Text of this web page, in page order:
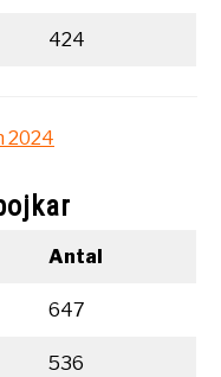
424
2024
Antal
647
536